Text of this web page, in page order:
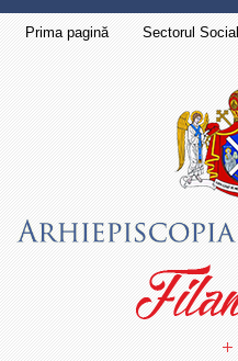
Prima pagină Sectorul Social